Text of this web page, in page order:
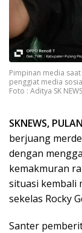
Pimpinan media
penggiat media
Foto : Aditya SK NEWS
SKNEWS,
berjuang
dengan
kemakmuran
situasi kembali
sekelas Rocky
Santer